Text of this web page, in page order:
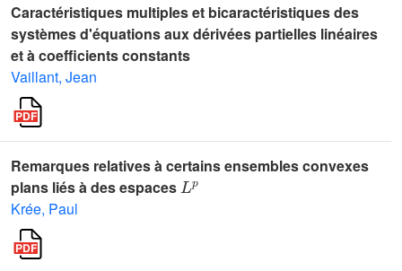
Caractéristiques multiples et bicaractéristiques des
systèmes d'équations aux dérivées partielles linéaires
et à coefficients constants
Vaillant, Jean
Remarques relatives à certains ensembles convexes
plans liés à des espaces
Lp
Krée, Paul